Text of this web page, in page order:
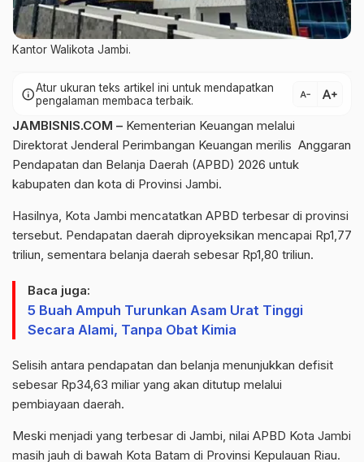
Kantor Walikota Jambi.
infoAtur ukuran teks artikel ini untuk mendapatkan
pengalaman membaca terbaik.
text_decrease text_increase
JAMBISNIS.COM – Kementerian Keuangan melalui
Direktorat Jenderal Perimbangan Keuangan merilis Anggaran
Pendapatan dan Belanja Daerah (APBD) 2026 untuk
kabupaten dan kota di Provinsi Jambi.
Hasilnya, Kota Jambi mencatatkan APBD terbesar di provinsi
tersebut. Pendapatan daerah diproyeksikan mencapai Rp1,77
triliun, sementara belanja daerah sebesar Rp1,80 triliun.
Baca juga:
5 Buah Ampuh Turunkan Asam Urat Tinggi
Secara Alami, Tanpa Obat Kimia
Selisih antara pendapatan dan belanja menunjukkan defisit
sebesar Rp34,63 miliar yang akan ditutup melalui
pembiayaan daerah.
Meski menjadi yang terbesar di Jambi, nilai APBD Kota Jambi
masih jauh di bawah Kota Batam di Provinsi Kepulauan Riau.